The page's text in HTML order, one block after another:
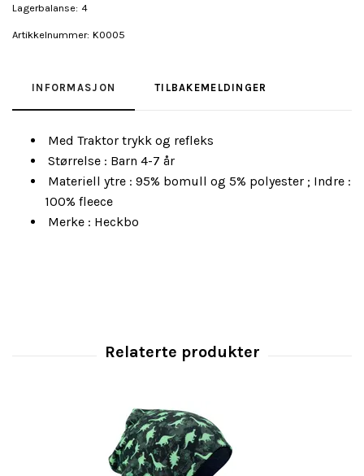
Lagerbalanse: 4
Artikkelnummer: K0005
INFORMASJON TILBAKEMELDINGER
Med Traktor trykk og refleks
Størrelse : Barn 4-7 år
Materiell ytre : 95% bomull og 5% polyester ; Indre :
100% fleece
Merke : Heckbo